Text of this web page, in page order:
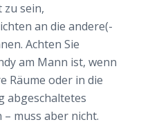
sein,
an die andere(-
Achten Sie
am Mann ist, wenn
Räume oder in die
abgeschaltetes
muss aber nicht.